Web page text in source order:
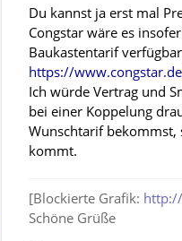
Du kannst ja erst mal
Congstar wäre es
Baukastentarif
https://
Ich würde Vertrag und
bei einer Koppelung
Wunschtarif bekommst,
kommt.
[Blockierte Grafik:
Schöne Grüße